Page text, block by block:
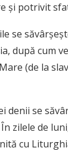
şi potrivit
se
după cum
(de la
se
zilele de
cu